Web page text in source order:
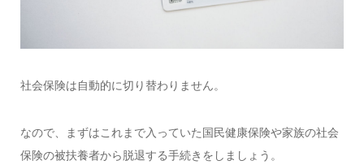
社会保険は自動的に切り替わりません。
なので、まずはこれまで入っていた国民健康保険や家族の社会
保険の被扶養者から脱退する手続きをしましょう。